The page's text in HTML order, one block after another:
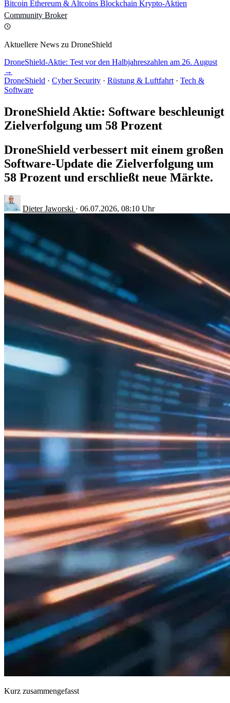
Bitcoin Ethereum & Altcoins Blockchain Krypto-Aktien
Community Broker
Aktuellere News zu DroneShield
DroneShield-Aktie: Test vor den Halbjahreszahlen am 26. August
→
DroneShield · Cyber Security · Rüstung & Luftfahrt · Tech &
Software
DroneShield Aktie: Software beschleunigt
Zielverfolgung um 58 Prozent
DroneShield verbessert mit einem großen
Software-Update die Zielverfolgung um
58 Prozent und erschließt neue Märkte.
Dieter Jaworski · 06.07.2026, 08:10 Uhr
Kurz zusammengefasst